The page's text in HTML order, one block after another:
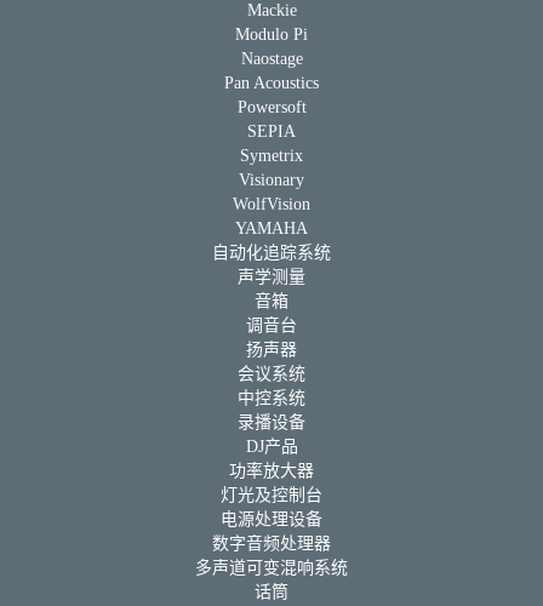
Mackie
Modulo Pi
Naostage
Pan Acoustics
Powersoft
SEPIA
Symetrix
Visionary
WolfVision
YAMAHA
自动化追踪系统
声学测量
音箱
调音台
扬声器
会议系统
中控系统
录播设备
DJ产品
功率放大器
灯光及控制台
电源处理设备
数字音频处理器
多声道可变混响系统
话筒